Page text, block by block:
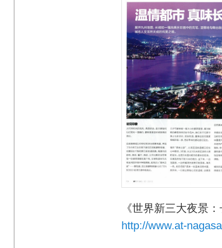
《世界新三大夜景
http://www.at-